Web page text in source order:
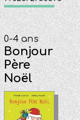
0-4 ans
Bonjour
Père
Noël